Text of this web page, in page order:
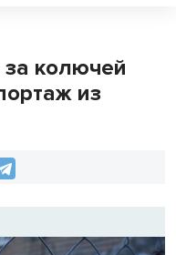
колючей
из